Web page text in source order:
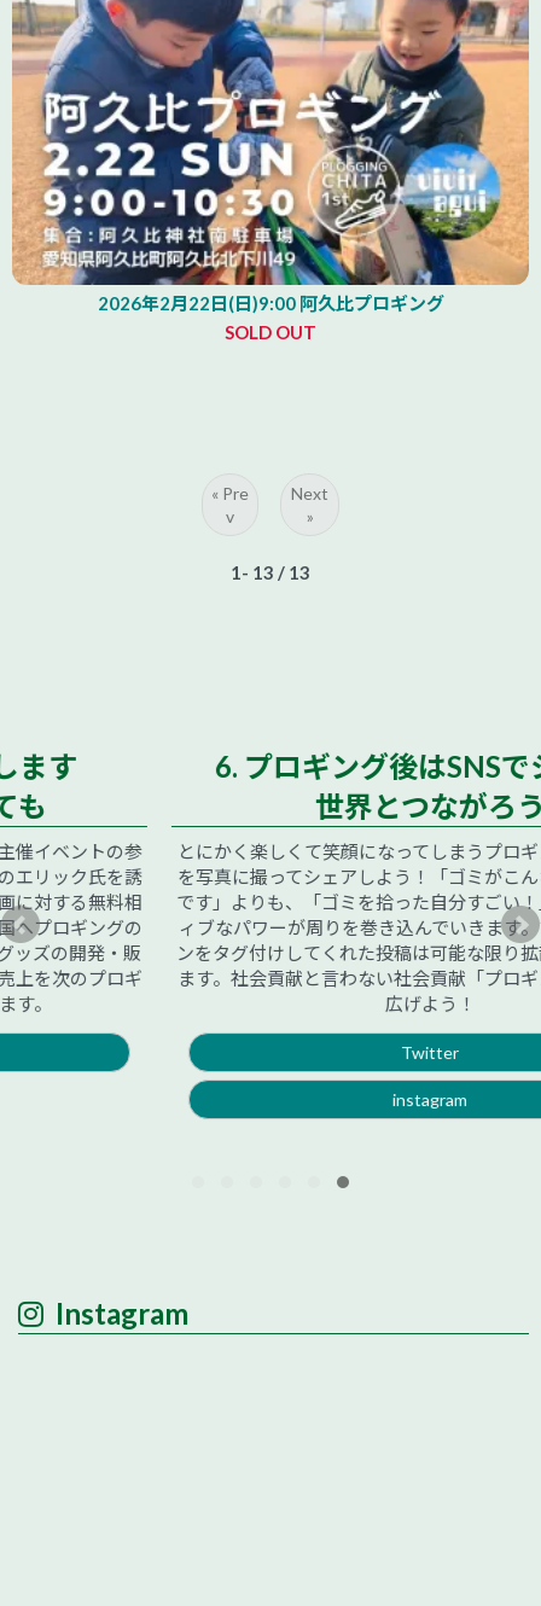
2026年2月22日(日)9:00 阿久比プロギング
SOLD OUT
« Pre
v
Next
»
1- 13 / 13
6. プロギング後はSNSでシェア！
世界とつながろう
とにかく楽しくて笑顔になってしまうプロギング。その一場面
を写真に撮ってシェアしよう！「ゴミがこんなにあって悲しい
です」よりも、「ゴミを拾った自分すごい！」。そんなポジテ
ィブなパワーが周りを巻き込んでいきます。プロギングジャパ
ンをタグ付けしてくれた投稿は可能な限り拡散させていただき
ます。社会貢献と言わない社会貢献「プロギング」をみんなで
Instagram